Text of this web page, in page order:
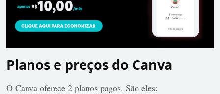
Planos e preços do Canva
O Canva oferece 2 planos pagos. São eles: